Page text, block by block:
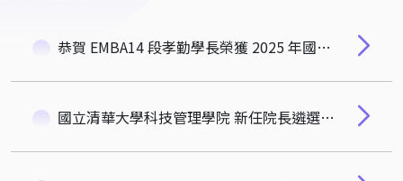
恭賀 EMBA14 段孝勤學長榮獲 2025 年國立清華大學傑出校友!
國立清華大學科技管理學院 新任院長遴選候選人名單